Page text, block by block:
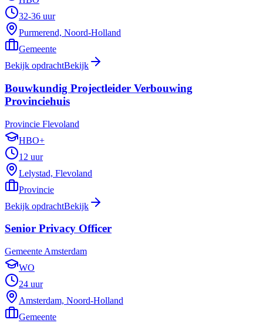
32-36 uur
Purmerend, Noord-Holland
Gemeente
Bekijk opdrachtBekijk
Bouwkundig Projectleider Verbouwing
Provinciehuis
Provincie Flevoland
HBO+
12 uur
Lelystad, Flevoland
Provincie
Bekijk opdrachtBekijk
Senior Privacy Officer
Gemeente Amsterdam
WO
24 uur
Amsterdam, Noord-Holland
Gemeente